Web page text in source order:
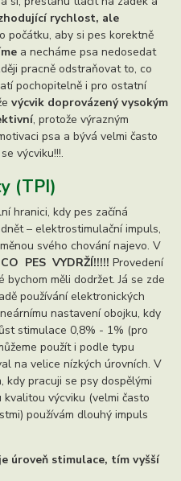
rychlost, ale
počátku, aby si pes korektně
a necháme psa nedosedat
pracně odstraňovat to, co
pochopitelně i pro ostatní
výcvik doprovázený vysokým
, protože výrazným
psa a bývá velmi často
výcviku!!!.
(TPI)
hranici, kdy pes začíná
– elektrostimulační impuls,
svého chování najevo. V
CO PES VYDRŽÍ!!!!!Provedení
měli dodržet. Já se zde
používání elektronických
nastavení obojku, kdy
stimulace 0,8% - 1% (pro
použít i podle typu
na velice nízkých úrovních. V
kdy pracuji se psy dospělými
výcviku (velmi často
používám dlouhý impuls
úroveň stimulace, tím vyšší